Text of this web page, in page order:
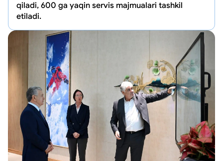
qiladi, 600 ga yaqin servis majmualari tashkil
etiladi.